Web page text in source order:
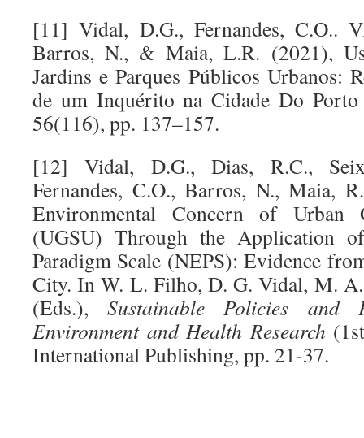
[11] Vidal, D.G., Fernandes, C.O..
Barros, N., & Maia, L.R. (2021),
Jardins e Parques Públicos Urbanos:
de um Inquérito na Cidade Do
56(116), pp. 137–157.
[12] Vidal, D.G., Dias, R.C.,
Fernandes, C.O., Barros, N., Maia,
Environmental Concern of Urban
(UGSU) Through the Application
Paradigm Scale (NEPS): Evidence
City. In W. L. Filho, D. G. Vidal, M.
(Eds.),Sustainable Policies and
Environment and Health Research
International Publishing, pp. 21-37.